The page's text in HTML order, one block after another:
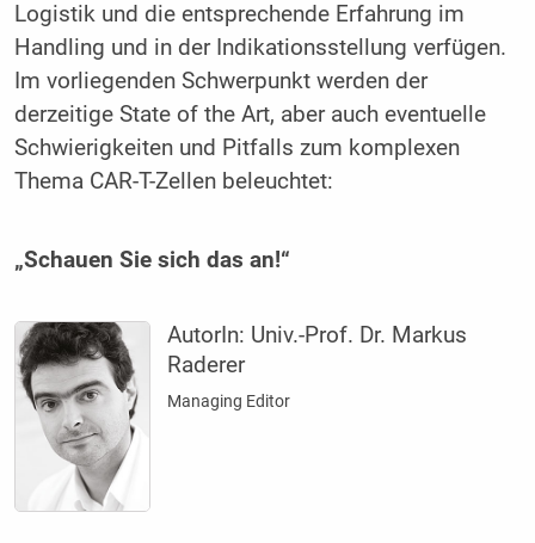
Logistik und die entsprechende Erfahrung im
Handling und in der Indikationsstellung verfügen.
Im vorliegenden Schwerpunkt werden der
derzeitige State of the Art, aber auch eventuelle
Schwierigkeiten und Pitfalls zum komplexen
Thema CAR-T-Zellen beleuchtet:
„Schauen Sie sich das an!“
AutorIn: Univ.-Prof. Dr. Markus
Raderer
Managing Editor